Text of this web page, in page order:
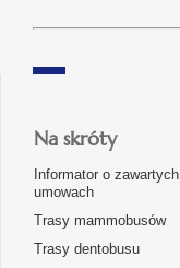
Na skróty
Informator o zawartych
umowach
Trasy mammobusów
Trasy dentobusu